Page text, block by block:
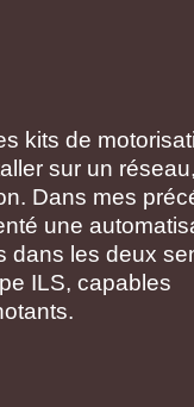
kits de
sur un
Dans mes
une
dans les deux
ILS, capables